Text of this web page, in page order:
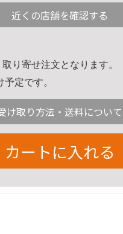
近くの店舗を確認する
り寄せ注文となります。
定です。
け取り方法・送料について
カートに入れる